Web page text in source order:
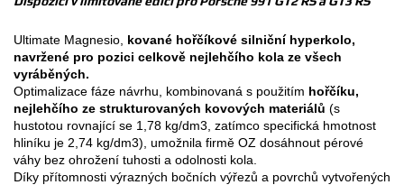
MOTORSPORT
3D KONFIGURÁTOR
Kontakty
Časté dotazy
Partneři
Ultimate Magnesio, kované hořčíkové silniční hyperkolo,
navržené pro pozici celkově nejlehčího kola ze všech
vyráběných.
Optimalizace fáze návrhu, kombinovaná s použitím hořčíku,
nejlehčího ze strukturovaných kovových materiálů (s
hustotou rovnající se 1,78 kg/dm3, zatímco specifická hmotnost
hliníku je 2,74 kg/dm3), umožnila firmě OZ dosáhnout pérové
váhy bez ohrožení tuhosti a odolnosti kola.
Díky přítomnosti výrazných bočních výřezů a povrchů vytvořených